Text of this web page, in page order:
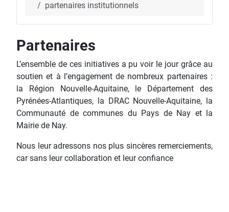
partenaires institutionnels
Partenaires
L’ensemble de ces initiatives a pu voir le jour grâce au
soutien et à l’engagement de nombreux partenaires :
la Région Nouvelle-Aquitaine, le Département des
Pyrénées-Atlantiques, la DRAC Nouvelle-Aquitaine, la
Communauté de communes du Pays de Nay et la
Mairie de Nay.
Nous leur adressons nos plus sincères remerciements,
car sans leur collaboration et leur confiance